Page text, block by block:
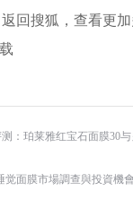
回搜狐，查看更加
：珀莱雅红宝石面膜30
觉面膜市場調查與投資機